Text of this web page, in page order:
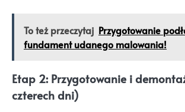
To też przeczytaj Przygotowanie
fundament udanego malowania!
Etap 2: Przygotowanie i
czterech dni)